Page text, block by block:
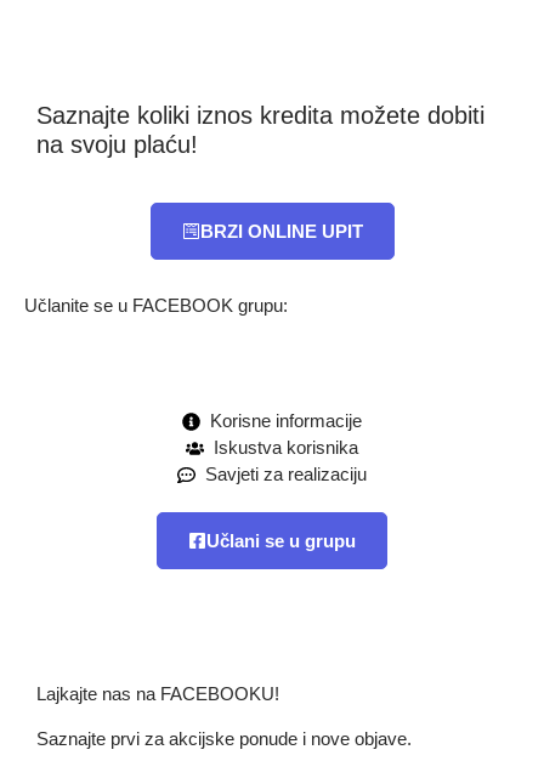
Saznajte koliki iznos kredita možete dobiti
na svoju plaću!
BRZI ONLINE UPIT
Učlanite se u FACEBOOK grupu:
Korisne informacije
Iskustva korisnika
Savjeti za realizaciju
Učlani se u grupu
Lajkajte nas na FACEBOOKU!
Saznajte prvi za akcijske ponude i nove objave.